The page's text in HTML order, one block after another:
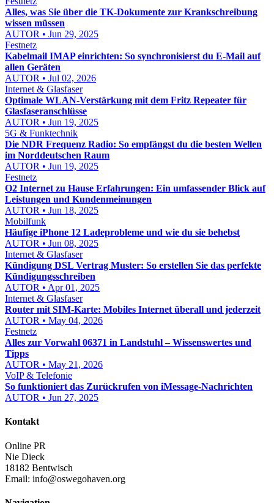
Alles, was Sie über die TK-Dokumente zur Krankschreibung
wissen müssen
AUTOR • Jun 29, 2025
Festnetz
Kabelmail IMAP einrichten: So synchronisierst du E-Mail auf
allen Geräten
AUTOR • Jul 02, 2026
Internet & Glasfaser
Optimale WLAN-Verstärkung mit dem Fritz Repeater für
Glasfaseranschlüsse
AUTOR • Jun 19, 2025
5G & Funktechnik
Die NDR Frequenz Radio: So empfängst du die besten Wellen
im Norddeutschen Raum
AUTOR • Jun 19, 2025
Festnetz
O2 Internet zu Hause Erfahrungen: Ein umfassender Blick auf
Leistungen und Kundenmeinungen
AUTOR • Jun 18, 2025
Mobilfunk
Häufige iPhone 12 Ladeprobleme und wie du sie behebst
AUTOR • Jun 08, 2025
Internet & Glasfaser
Kündigung DSL Vertrag Muster: So erstellen Sie das perfekte
Kündigungsschreiben
AUTOR • Apr 01, 2025
Internet & Glasfaser
Router mit SIM-Karte: Mobiles Internet überall und jederzeit
AUTOR • May 04, 2026
Festnetz
Alles zur Vorwahl 06371 in Landstuhl – Wissenswertes und
Tipps
AUTOR • May 21, 2026
VoIP & Telefonie
So funktioniert das Zurückrufen von iMessage-Nachrichten
AUTOR • Jun 27, 2025
Kontakt
Online PR
Nie Dieck
18182 Bentwisch
Email: info@oswegohaven.org